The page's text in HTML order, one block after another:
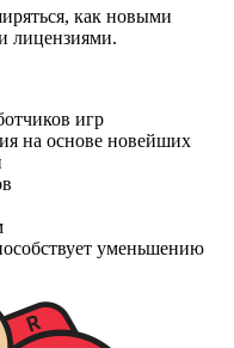
как новыми
лицензиями.
игр
на основе новейших
уменьшению